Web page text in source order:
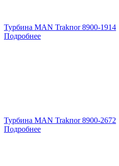
Турбина MAN Trakпоr 8900-1914
Подробнее
Турбина MAN Trakпоr 8900-2672
Подробнее